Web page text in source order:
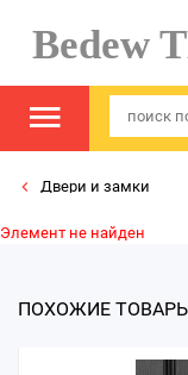
Bedew
Двери и замки
Элемент не найден
ПОХОЖИЕ